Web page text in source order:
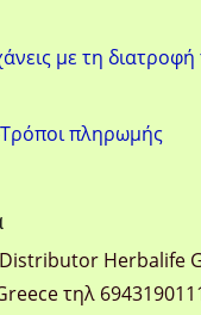
με τη διατροφή
πληρωμής
Herbalife
τηλ